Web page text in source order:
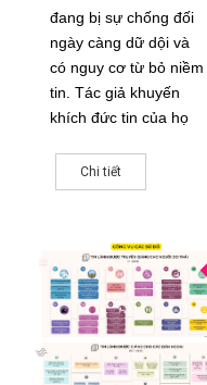
đang bị sự chống đối
ngày càng dữ dội và
có nguy cơ từ bỏ niềm
tin. Tác giả khuyến
khích đức tin của họ
rằng Đức Chúa Jêsus
Christ là sự mặc khải
của Đức Chúa
Trời.
Chi tiết